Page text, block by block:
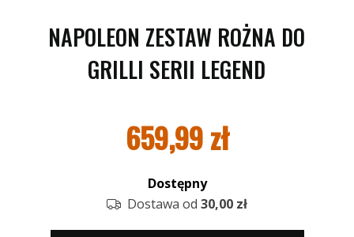
NAPOLEON ZESTAW ROŻNA DO
GRILLI SERII LEGEND
659,99zł
Dostępny
Dostawa od 30,00 zł